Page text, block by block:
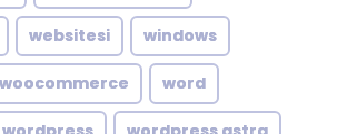
websitesi windows
woocommerce word